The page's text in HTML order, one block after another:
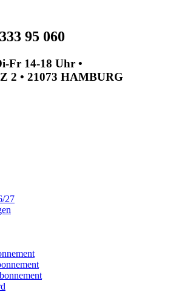
95 060
Fr 14-18 Uhr •
2 • 21073 HAMBURG
27